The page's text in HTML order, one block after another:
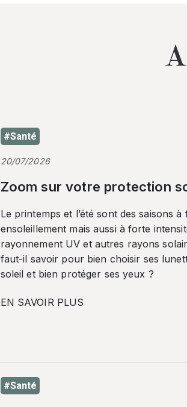
#Santé
20/07/2026
Zoom sur votre protection
Le printemps et l’été sont des saisons à
ensoleillement mais aussi à forte
rayonnement UV et autres rayons
faut-il savoir pour bien choisir ses
soleil et bien protéger ses yeux ?
EN SAVOIR PLUS
#Santé